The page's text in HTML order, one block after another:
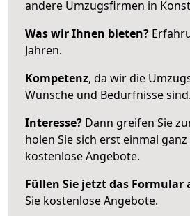
andere Umzugsfirmen in
Was wir Ihnen bieten?
Jahren.
Kompetenz, da wir die
Wünsche und Bedürfnisse sind.
Interesse? Dann greifen Sie
holen Sie sich erst einmal
kostenlose Angebote.
Füllen Sie jetzt das Formular
Sie kostenlose Angebote.